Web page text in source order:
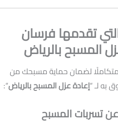
تقدمها فرسان
المسبح بالرياض
لضمان حماية مسبحك من
به لـ “إعادة عزل المسبح بالرياض“:
تسربات المسبح